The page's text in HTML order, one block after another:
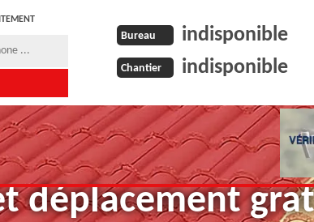
Bureau indisponible
Chantier indisponible
déplacement